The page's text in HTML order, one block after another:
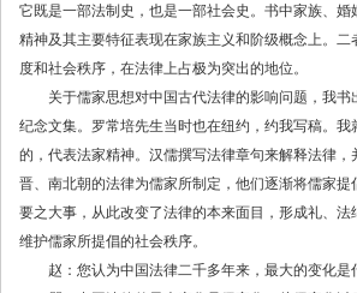
它既是一部法制史，也是一部社会史。书中家族、
精神及其主要特征表现在家族主义和阶级概念上。
度和社会秩序，在法律上占极为突出的地位。
关于儒家思想对中国古代法律的影响问题，我书
纪念文集。罗常培先生当时也在纽约，约我写稿。
的，代表法家精神。汉儒撰写法律章句来解释法律
晋、南北朝的法律为儒家所制定，他们逐渐将儒家
要之大事，从此改变了法律的本来面目，形成礼、
维护儒家所提倡的社会秩序。
赵：您认为中国法律二千多年来，最大的变化是